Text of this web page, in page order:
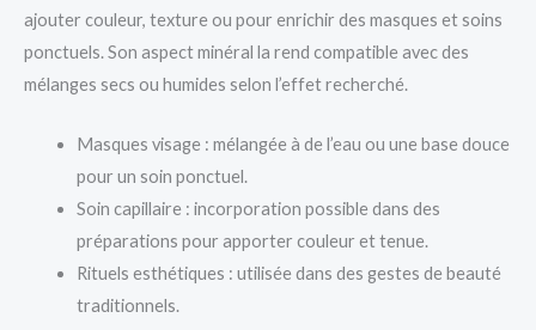
ajouter couleur, texture ou pour enrichir des masques et soins
ponctuels. Son aspect minéral la rend compatible avec des
mélanges secs ou humides selon l’effet recherché.
Masques visage : mélangée à de l’eau ou une base douce
pour un soin ponctuel.
Soin capillaire : incorporation possible dans des
préparations pour apporter couleur et tenue.
Rituels esthétiques : utilisée dans des gestes de beauté
traditionnels.